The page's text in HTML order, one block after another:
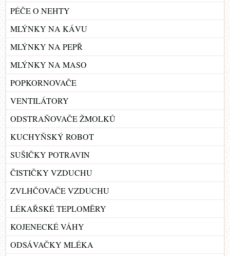
PÉČE O NEHTY
MLÝNKY NA KÁVU
MLÝNKY NA PEPŘ
MLÝNKY NA MASO
POPKORNOVAČE
VENTILÁTORY
ODSTRAŇOVAČE ŽMOLKŮ
KUCHYŇSKÝ ROBOT
SUŠIČKY POTRAVIN
ČISTIČKY VZDUCHU
ZVLHČOVAČE VZDUCHU
LÉKAŘSKÉ TEPLOMĚRY
KOJENECKÉ VÁHY
ODSÁVAČKY MLÉKA